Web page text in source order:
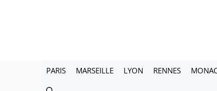
PARIS MARSEILLE LYON RENNES